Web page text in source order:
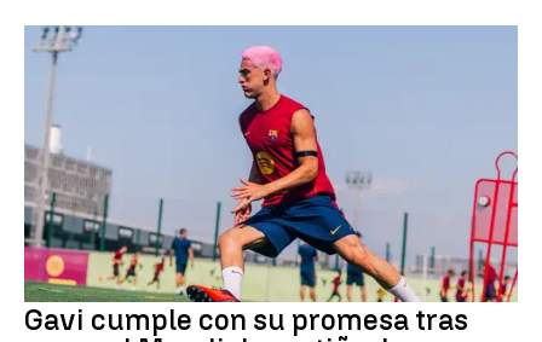
Gavi cumple con su promesa tras